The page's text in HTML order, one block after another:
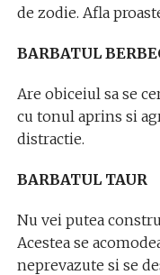
de zodie. Afla
BARBATUL
Are obiceiul sa se
cu tonul aprins si
distractie.
BARBATUL TAUR
Nu vei putea
Acestea se
neprevazute si se